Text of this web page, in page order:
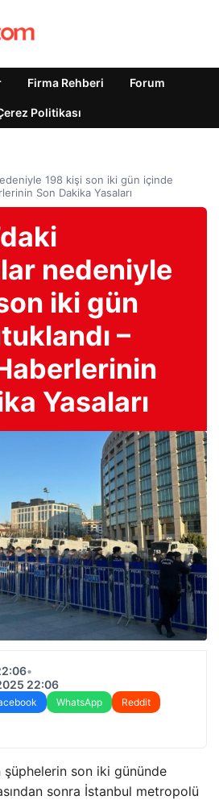
Firma Rehberi Forum
Politikası
198 kişi son iki gün içinde
Son Dakika Yasaları
nedeniyle
iki gün
–
Yasaları
•
22:06
WhatsApp
Reddit
şüphelerin son iki gününde
sonra İstanbul metropolü